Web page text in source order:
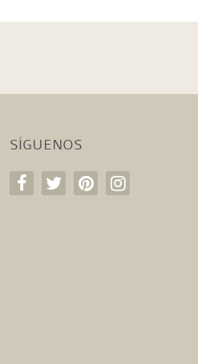
SÍGUENOS